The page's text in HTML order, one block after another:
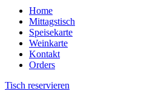
Home
Mittagstisch
Speisekarte
Weinkarte
Kontakt
Orders
Tisch reservieren